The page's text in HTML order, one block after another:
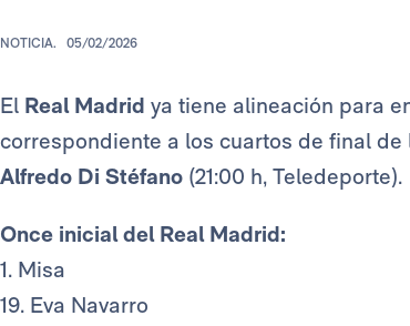
NOTICIA. 05/02/2026
El Real Madrid ya tiene alineación para
correspondiente a los cuartos de final de
Alfredo Di Stéfano (21:00 h, Teledeporte).
Once inicial del Real Madrid:
1. Misa
19. Eva Navarro